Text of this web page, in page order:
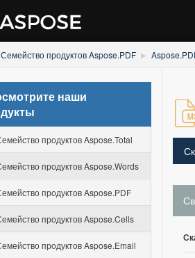
Семейство продуктов Aspose.PDF
наши
продуктов Aspose.Total
продуктов Aspose.Words
продуктов Aspose.PDF
продуктов Aspose.Cells
продуктов Aspose.Email